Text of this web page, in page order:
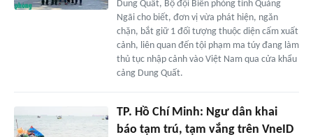
Dung Quất, Bộ đội Biên phòng tỉnh Quảng
Ngãi cho biết, đơn vị vừa phát hiện, ngăn
chặn, bắt giữ 1 đối tượng thuộc diện cấm xuất
cảnh, liên quan đến tội phạm ma túy đang làm
thủ tục nhập cảnh vào Việt Nam qua cửa khẩu
cảng Dung Quất.
TP. Hồ Chí Minh: Ngư dân khai
báo tạm trú, tạm vắng trên VneID